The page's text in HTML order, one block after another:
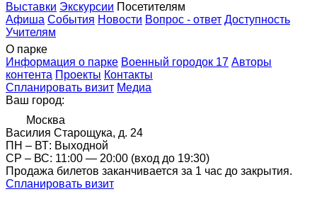
Выставки Экскурсии Посетителям
Афиша События Новости Вопрос - ответ Доступность
Учителям
О парке
Информация о парке Военный городок 17 Авторы
контента Проекты Контакты
Спланировать визит Медиа
Ваш город:
Москва
Василия Старощука, д. 24
ПН – ВТ: Выходной
CР – ВС: 11:00 — 20:00 (вход до 19:30)
Продажа билетов заканчивается за 1 час до закрытия.
Спланировать визит